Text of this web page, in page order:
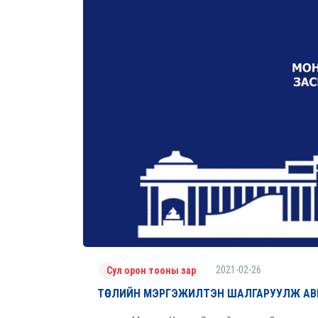
Сул орон тооны зар 2021-02-26
ТӨСЛИЙН МЭРГЭЖИЛТЭН ШАЛГАРУУЛЖ